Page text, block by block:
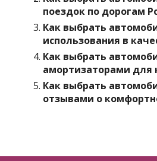
поездок по дорогам
Как выбрать
использования в
Как выбрать
амортизаторами для
Как выбрать
отзывами о